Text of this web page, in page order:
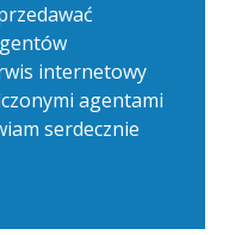
internetowy
agentami
serdecznie